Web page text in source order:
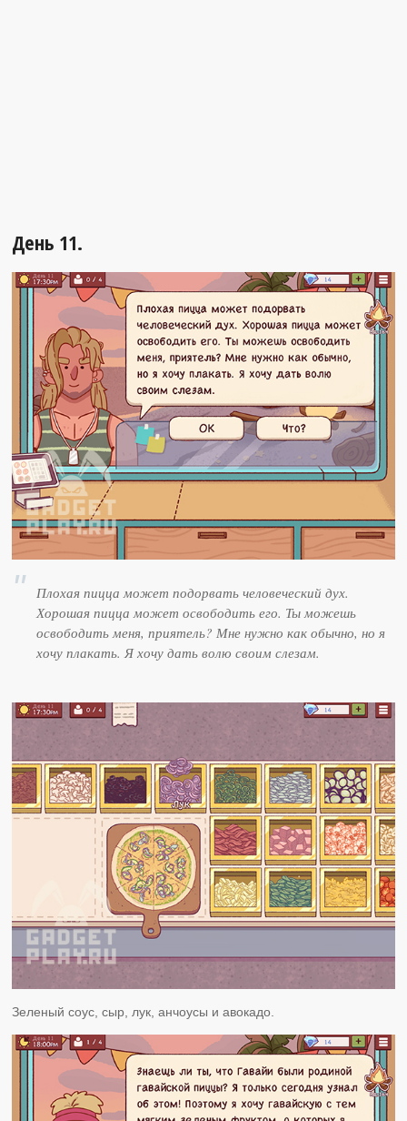
День 11.
Плохая пицца может подорвать человеческий дух.
Хорошая пицца может освободить его. Ты можешь
освободить меня, приятель? Мне нужно как обычно, но я
хочу плакать. Я хочу дать волю своим слезам.
Зеленый соус, сыр, лук, анчоусы и авокадо.